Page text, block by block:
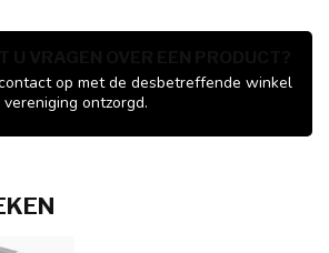
op met de desbetreffende winkel
ontzorgd.